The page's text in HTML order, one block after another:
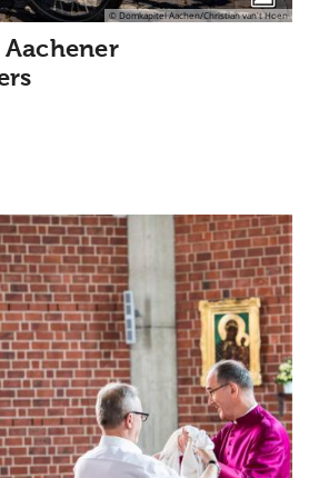
© Domkapitel Aachen/Christian van't Hoen